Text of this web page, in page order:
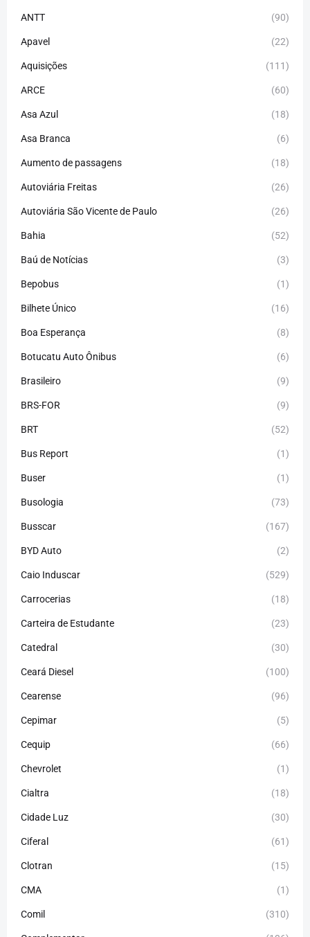
ANTT (90)
Apavel (22)
Aquisições (111)
ARCE (60)
Asa Azul (18)
Asa Branca (6)
Aumento de passagens (18)
Autoviária Freitas (26)
Autoviária São Vicente de Paulo (26)
Bahia (52)
Baú de Notícias (3)
Bepobus (1)
Bilhete Único (16)
Boa Esperança (8)
Botucatu Auto Ônibus (6)
Brasileiro (9)
BRS-FOR (9)
BRT (52)
Bus Report (1)
Buser (1)
Busologia (73)
Busscar (167)
BYD Auto (2)
Caio Induscar (529)
Carrocerias (18)
Carteira de Estudante (23)
Catedral (30)
Ceará Diesel (100)
Cearense (96)
Cepimar (5)
Cequip (66)
Chevrolet (1)
Cialtra (18)
Cidade Luz (30)
Ciferal (61)
Clotran (15)
CMA (1)
Comil (310)